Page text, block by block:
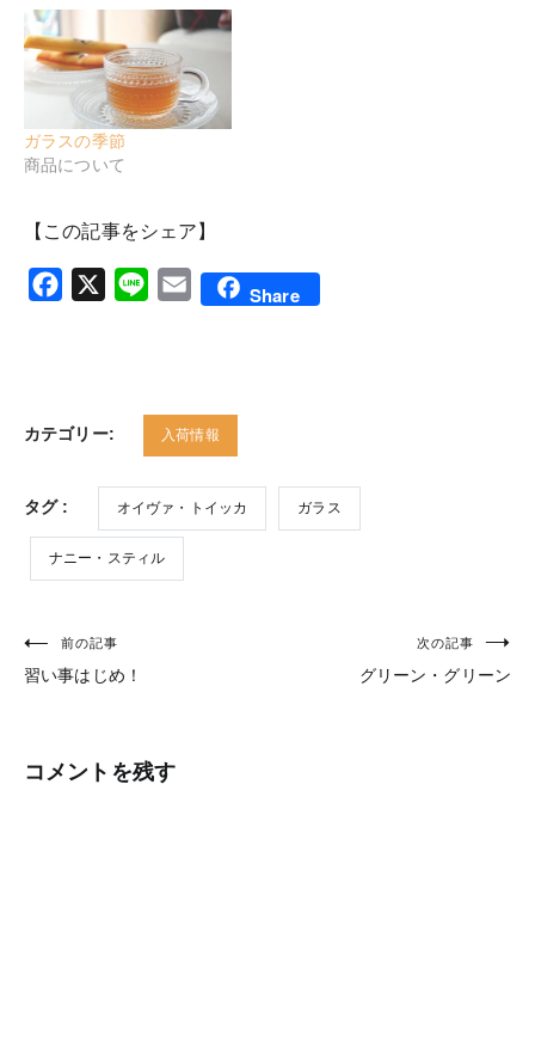
ガラスの季節
商品について
【この記事をシェア】
Facebook
X Line Email Share
カテゴリー: 入荷情報
タグ : オイヴァ・トイッカ ガラス
ナニー・スティル
投
稿
ビ
前の記事
習い事はじめ！
次の記事
グリーン・グリーン
コメントを残す